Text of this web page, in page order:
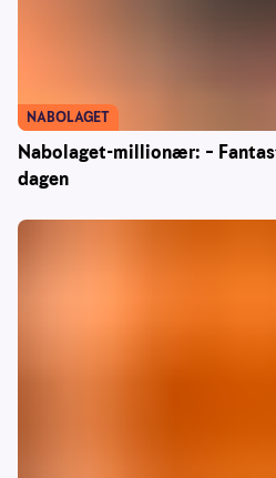
Nabolaget-millionær: –
dagen
NABOLAGET